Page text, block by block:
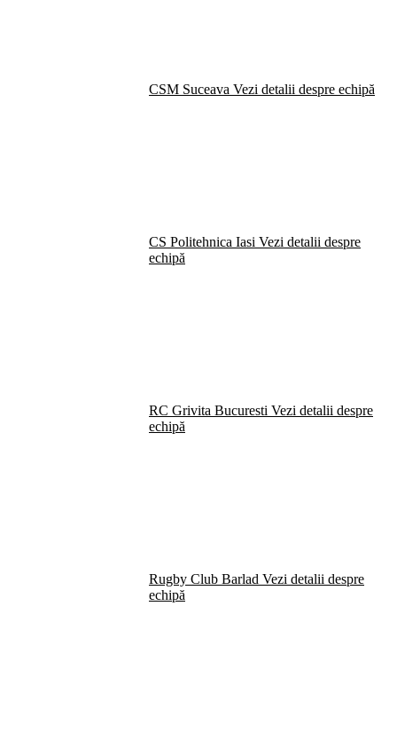
CSM Suceava Vezi detalii despre echipă
CS Politehnica Iasi Vezi detalii despre
echipă
RC Grivita Bucuresti Vezi detalii despre
echipă
Rugby Club Barlad Vezi detalii despre
echipă